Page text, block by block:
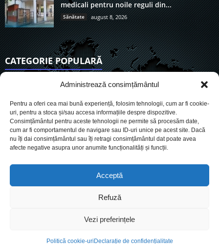
Administrează consimțământul
Pentru a oferi cea mai bună experiență, folosim tehnologii, cum ar fi cookie-
uri, pentru a stoca și/sau accesa informațiile despre dispozitive.
Consimțământul pentru aceste tehnologii ne permite să procesăm date,
cum ar fi comportamentul de navigare sau ID-uri unice pe acest site. Dacă
nu îți dai consimțământul sau îți retragi consimțământul dat poate avea
afecte negative asupra unor anumite funcționalități și funcții.
Acceptă
Refuză
Vezi preferințele
Politică cookie-uri Declarație de confidențialitate
medicali pentru noile reguli din...
Sănătate august 8, 2026
CATEGORIE POPULARĂ
6921
Social
Politic
Economie
564
Despre Noi Termeni si conditii